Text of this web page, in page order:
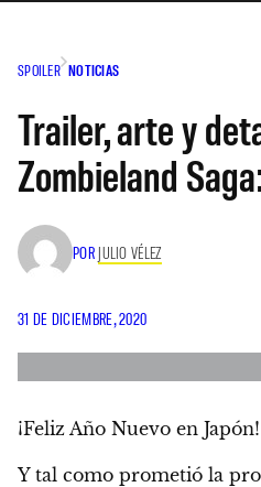
SPOILER NOTICIAS
Trailer, arte y
Zombieland
POR JULIO VÉLEZ
31 DE DICIEMBRE, 2020
¡Feliz Año Nuevo en Japón!
Y tal como prometió la